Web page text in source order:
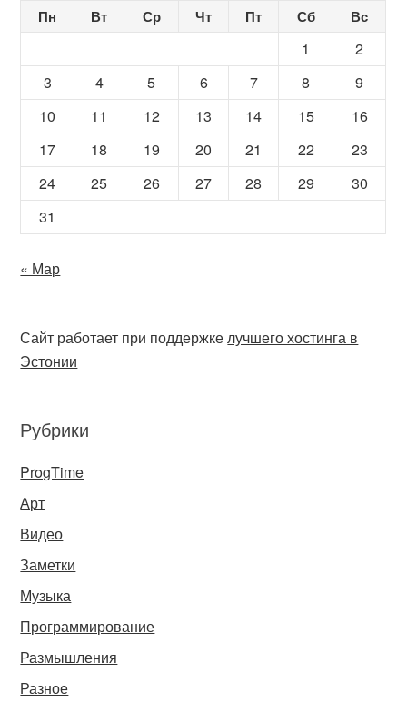
Пн Вт Ср Чт Пт Сб Вс
1
2
3
4 5 6 7 8
9
10
11 12 13 14 15
16
17
18 19 20 21 22
23
24
25 26 27 28 29
30
31
« Мар
Сайт работает при поддержкелучшего хостинга в
Эстонии
Рубрики
ProgTime
Арт
Видео
Заметки
Музыка
Программирование
Размышления
Разное